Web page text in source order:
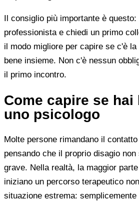
Il consiglio più importante è questo:
professionista e chiedi un primo
il modo migliore per capire se c'è
bene insieme. Non c'è nessun
il primo incontro.
Come capire se hai
uno psicologo
Molte persone rimandano il
pensando che il proprio disagio
grave. Nella realtà, la maggior
iniziano un percorso terapeutico
situazione estrema: